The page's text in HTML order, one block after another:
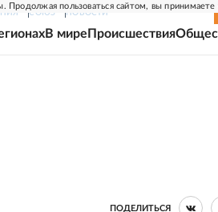
пользоваться сайтом, вы принимаете
СОЮЗ НОВОСТИ
В мире Происшествия
ПОДЕЛИТЬСЯ